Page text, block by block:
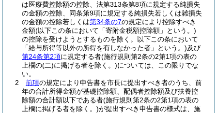
は医療費控除額の控除、法第313条第8項に規定する純損失
の金額の控除、同条第9項に規定する純損失若しくは雑損失
の金額の控除若しくは第34条の7の規定により控除すべき
金額(以下この条において「寄附金税額控除額」という。)
の控除を受けようとするものを除く。以下この条において
「給与所得等以外の所得を有しなかった者」という。)及び
第24条第2項に規定する者(施行規則第2条の2第1項の表の
上欄の(二)に掲げる者を除く。)については、この限りでな
い。
2
前項の規定により申告書を市長に提出すべき者のうち、前
年の合計所得金額が基礎控除額、配偶者控除額及び扶養控
除額の合計額以下である者(施行規則第2条の2第1項の表の
上欄に掲げる者を除く。)が提出すべき申告書の様式は、施